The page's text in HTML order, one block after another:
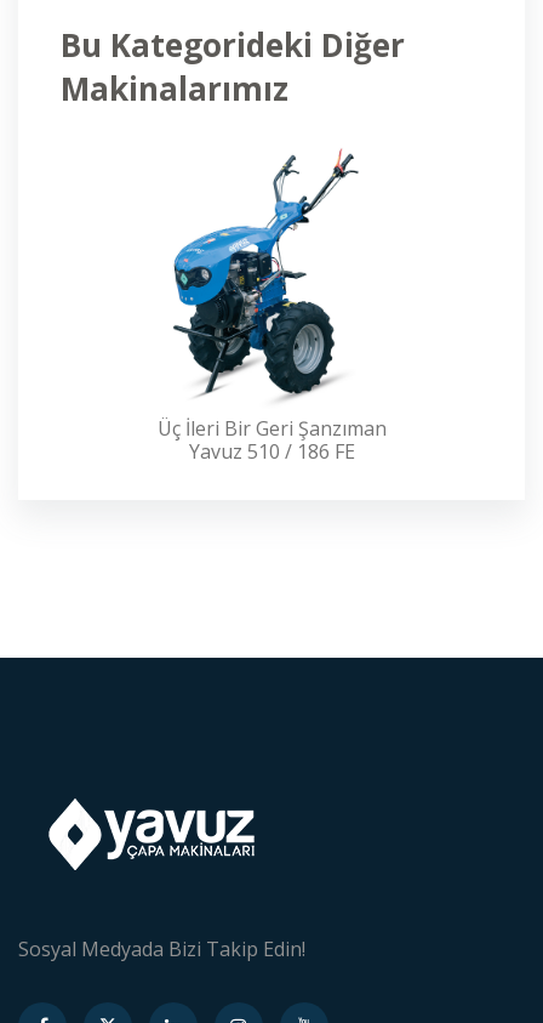
Bu Kategorideki Diğer
Makinalarımız
Üç İleri Bir Geri Şanzıman
Yavuz 510 / 186 FE
Sosyal Medyada Bizi Takip Edin!